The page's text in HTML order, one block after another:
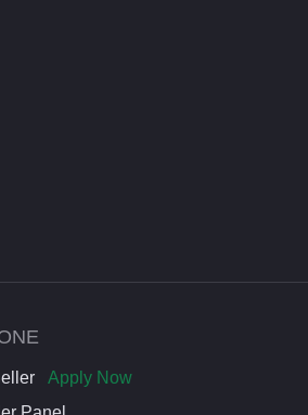
Apply Now